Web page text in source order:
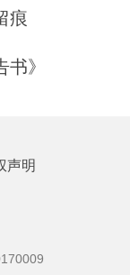
痕
》
声明